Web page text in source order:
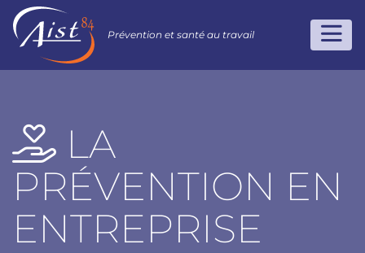
Prévention et santé au travail
LA
PRÉVENTION EN
ENTREPRISE